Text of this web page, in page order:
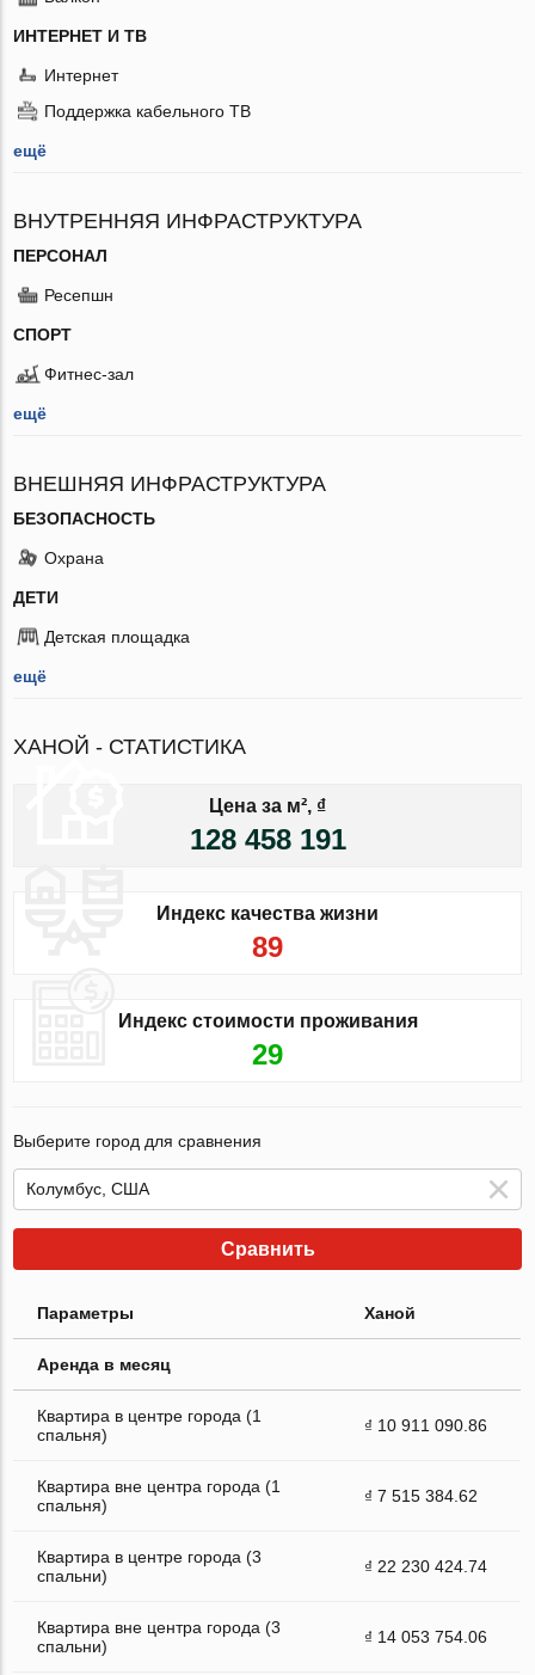
ИНТЕРНЕТ И ТВ
Интернет
Поддержка кабельного ТВ
ещё
ВНУТРЕННЯЯ ИНФРАСТРУКТУРА
ПЕРСОНАЛ
Ресепшн
СПОРТ
Фитнес-зал
ещё
ВНЕШНЯЯ ИНФРАСТРУКТУРА
БЕЗОПАСНОСТЬ
Охрана
ДЕТИ
Детская площадка
ещё
ХАНОЙ - СТАТИСТИКА
Цена за м², ₫
128 458 191
Индекс качества жизни
89
Индекс стоимости проживания
29
Выберите город для сравнения
Сравнить
Параметры Ханой
Аренда в месяц
Квартира в центре города (1
спальня)
₫ 10 911 090.86
Квартира вне центра города (1
спальня)
₫ 7 515 384.62
Квартира в центре города (3
спальни)
₫ 22 230 424.74
Квартира вне центра города (3
спальни)
₫ 14 053 754.06